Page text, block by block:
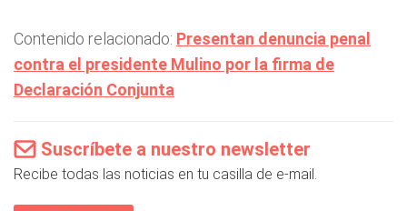
Contenido relacionado: Presentan denuncia penal
contra el presidente Mulino por la firma de
Declaración Conjunta
Suscríbete a nuestro newsletter
Recibe todas las noticias en tu casilla de e-mail.